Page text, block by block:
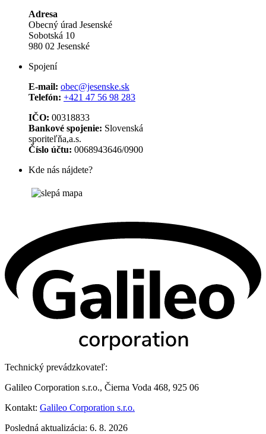
Adresa
Obecný úrad Jesenské
Sobotská 10
980 02 Jesenské
Spojení
E-mail: obec@jesenske.sk
Telefón: +421 47 56 98 283
IČO: 00318833
Bankové spojenie: Slovenská
sporiteľňa,a.s.
Číslo účtu: 0068943646/0900
Kde nás nájdete?
Technický prevádzkovateľ:
Galileo Corporation s.r.o., Čierna Voda 468, 925 06
Kontakt: Galileo Corporation s.r.o.
Posledná aktualizácia: 6. 8. 2026